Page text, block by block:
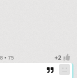
• 75